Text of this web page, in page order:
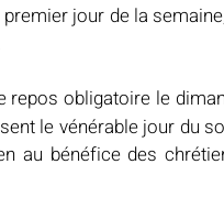
jour de la
obligatoire le
le vénérable jour du
au bénéfice des